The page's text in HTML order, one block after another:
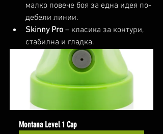
малко повече боя за една идея по-
дебели линии.
Skinny Pro – класика за контури,
стабилна и гладка.
Montana Level 1 Cap